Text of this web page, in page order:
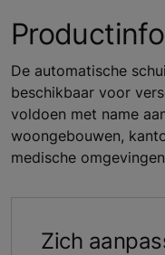
De automatische
beschikbaar voor
voldoen met name
woongebouwen,
medische
Zich